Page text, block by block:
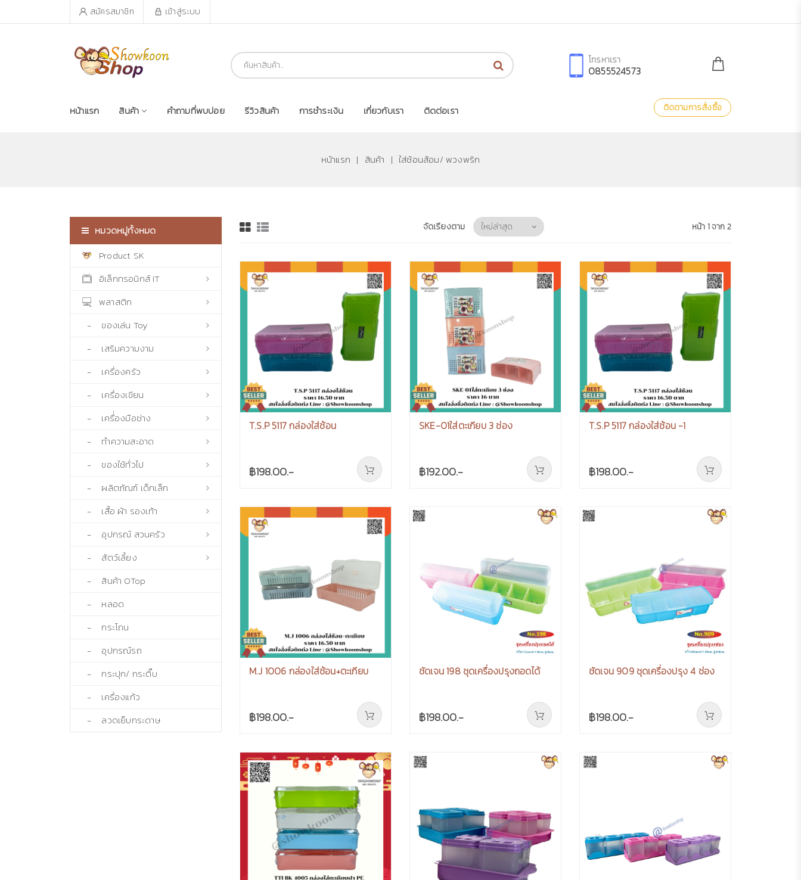
สมัครสมาชิก เข้าสู่ระบบ
โทรหาเรา
0855524573
หน้าแรก สินค้า คำถามที่พบบ่อย รีวิวสินค้า การชำระเงิน เกี่ยวกับเรา ติดต่อเรา ติดตามการสั่งซื้อ
หน้าแรก | สินค้า | ใส่ช้อนส้อม/ พวงพริก
หมวดหมู่ทั้งหมด
Product SK
อิเล็กทรอนิกส์ IT
พลาสติก
- ของเล่น Toy
- เสริมความงาม
- เครื่องครัว
- เครื่องเขียน
- เครื่่องมือช่าง
- ทำความสะอาด
- ของใช้ทั่วไป
- ผลิตภัณฑ์ เด็กเล็ก
- เสื้อ ผ้า รองเท้า
- อุปกรณ์ สวนครัว
- สัตว์เลี้ยง
- สินค้า OTop
- หลอด
- กระโถน
- อุปกรณ์รถ
- กระปุก/ กระติ๊บ
- เครื่องแก้ว
- ลวดเย็บกระดาษ
จัดเรียงตาม หน้า 1 จาก 2
T.S.P 5117 กล่องใส่ช้อน
฿198.00.-
SKE-01ใส่ตะเกียบ 3 ช่อง
฿192.00.-
T.S.P 5117 กล่องใส่ช้อน -1
฿198.00.-
M.J 1006 กล่องใส่ช้อน+ตะเกียบ
฿198.00.-
ชัดเจน 198 ชุดเครื่องปรุงถอดได้
฿198.00.-
ชัดเจน 909 ชุดเครื่องปรุง 4 ช่อง
฿198.00.-